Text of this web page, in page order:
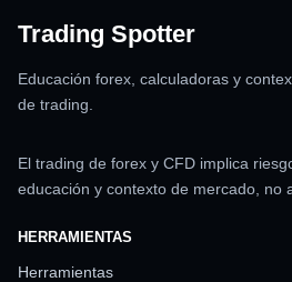
Trading Spotter
Educación forex, calculadoras y
de trading.
El trading de forex y CFD implica
educación y contexto de mercado, no
HERRAMIENTAS
Herramientas